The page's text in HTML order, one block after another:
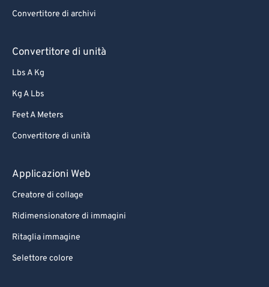
Convertitore di archivi
Convertitore di unità
Lbs A Kg
Kg A Lbs
Feet A Meters
Convertitore di unità
Applicazioni Web
Creatore di collage
Ridimensionatore di immagini
Ritaglia immagine
Selettore colore